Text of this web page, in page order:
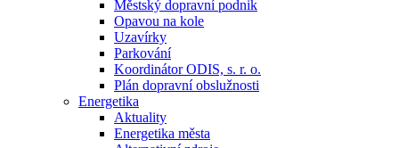
Městský dopravní podnik
Opavou na kole
Uzavírky
Parkování
Koordinátor ODIS, s. r. o.
Plán dopravní obslužnosti
Energetika
Aktuality
Energetika města